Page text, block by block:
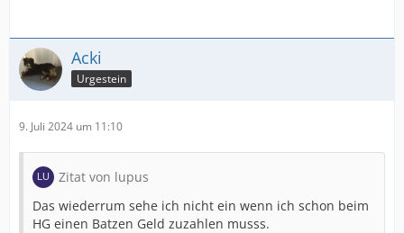
Acki
Urgestein
9. Juli 2024 um 11:10
Zitat von lupus
Das wiederrum sehe ich nicht ein wenn ich schon beim
HG einen Batzen Geld zuzahlen musss.